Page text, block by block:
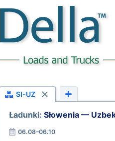
SI-UZ
Ładunki: Słowenia —
06.08–06.10